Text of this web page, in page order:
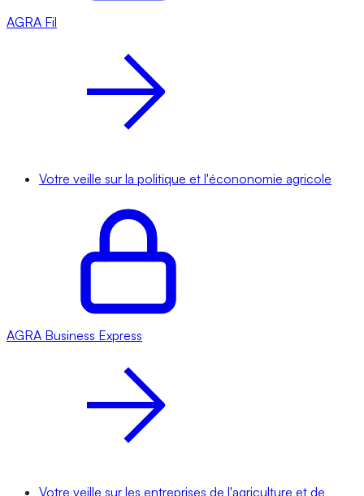
AGRA Fil
Votre veille sur la politique et l'écononomie agricole
AGRA Business Express
Votre veille sur les entreprises de l'agriculture et de